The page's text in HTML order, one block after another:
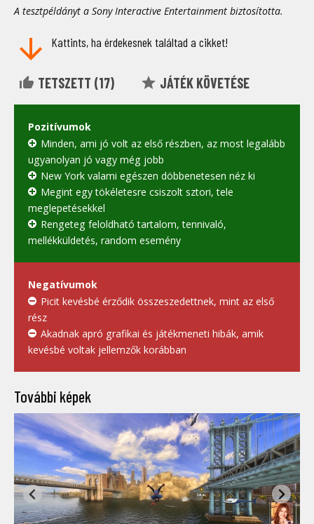
A tesztpéldányt a Sony Interactive Entertainment biztosította.
Kattints, ha érdekesnek találtad a cikket!
TETSZETT (17) JÁTÉK KÖVETÉSE
Pozitívumok
Minden, ami jó volt az első részben, az most legalább
ugyanolyan jó vagy még jobb
New York valami egészen döbbenetesen néz ki
Megint egy tökéletesre csiszolt sztori, tele
meglepetésekkel
Rengeteg feloldható tartalom, tennivaló,
mellékküldetés, random esemény
Negatívumok
Picit kevésbé érződik összeszedettnek, mint az első
rész
Akadnak apró grafikai és játékmeneti hibák, amik
kevésbé voltak jellemzők korábban
További képek